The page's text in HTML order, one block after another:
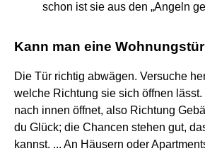
schon ist sie aus den „Angeln
Kann man eine
Die Tür richtig abwägen. Versuche
welche Richtung sie sich öffnen
nach innen öffnet, also Richtung
du Glück; die Chancen stehen gut,
kannst. ... An Häusern oder